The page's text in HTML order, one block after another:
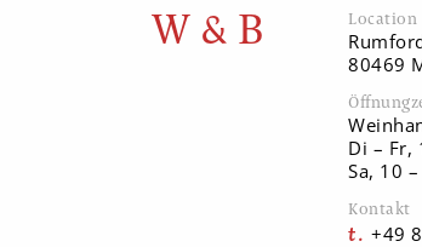
W & B Location
80469
Di – Fr,
Sa, 10
Kontakt
+49